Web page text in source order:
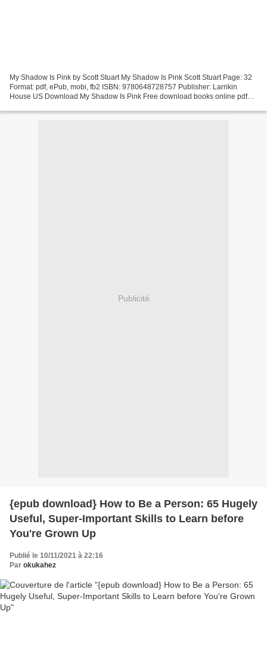
My Shadow Is Pink by Scott Stuart My Shadow Is Pink Scott Stuart Page: 32
Format: pdf, ePub, mobi, fb2 ISBN: 9780648728757 Publisher: Larrikin
House US Download My Shadow Is Pink Free download books online pdf
Publicité
{epub download} How to Be a Person: 65 Hugely
Useful, Super-Important Skills to Learn before
You're Grown Up
Publié le 10/11/2021 à 22:16
Par okukahez